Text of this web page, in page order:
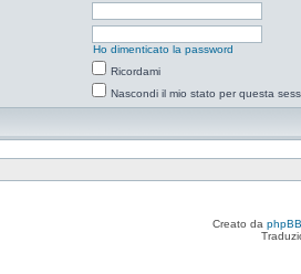
Ho dimenticato la password
Ricordami
Nascondi il mio stato per questa
Creato da phpBB